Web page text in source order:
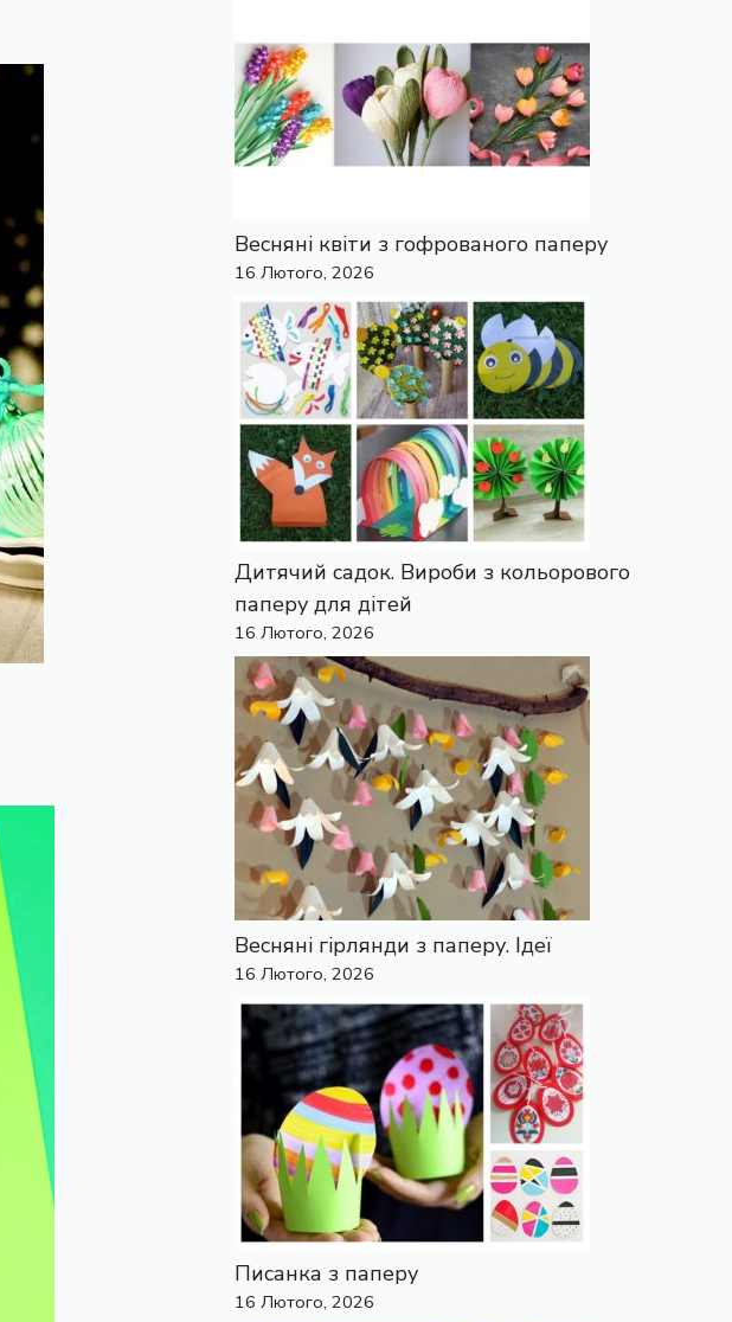
Весняні квіти з гофрованого паперу
16 Лютого, 2026
Дитячий садок. Вироби з кольорового
паперу для дітей
16 Лютого, 2026
Весняні гірлянди з паперу. Ідеї
16 Лютого, 2026
Писанка з паперу
16 Лютого, 2026